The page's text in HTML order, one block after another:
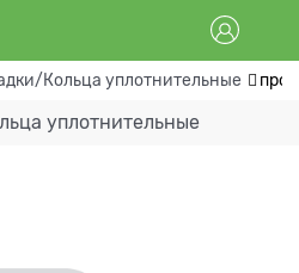
Кольца уплотнительные
уплотнительные